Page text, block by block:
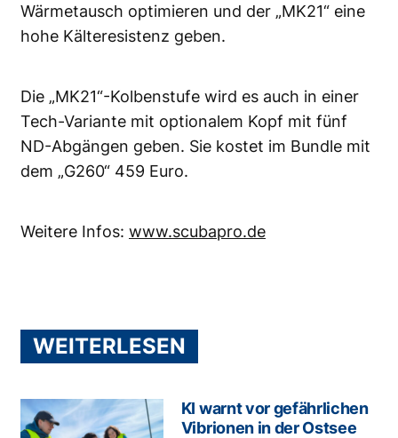
Wärmetausch optimieren und der „MK21“ eine
hohe Kälteresistenz geben.
Die „MK21“-Kolbenstufe wird es auch in einer
Tech-Variante mit optionalem Kopf mit fünf
ND-Abgängen geben. Sie kostet im Bundle mit
dem „G260“ 459 Euro.
Weitere Infos: www.scubapro.de
WEITERLESEN
KI warnt vor gefährlichen
Vibrionen in der Ostsee